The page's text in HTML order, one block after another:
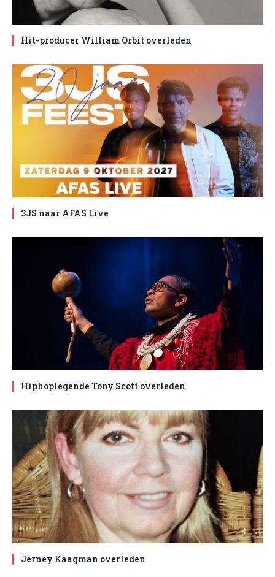
Hit-producer William Orbit overleden
3JS naar AFAS Live
Hiphoplegende Tony Scott overleden
Jerney Kaagman overleden